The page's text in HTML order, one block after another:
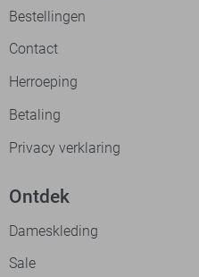
Bestellingen
Contact
Herroeping
Betaling
Privacy verklaring
Ontdek
Dameskleding
Sale